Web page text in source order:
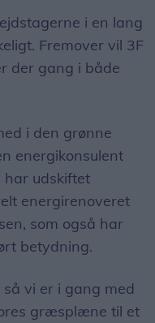
i en lang
Fremover vil 3F
der gang i både
i den grønne
energikonsulent
har udskiftet
energirenoveret
som også har
betydning.
vi er i gang med
græsplæne til et